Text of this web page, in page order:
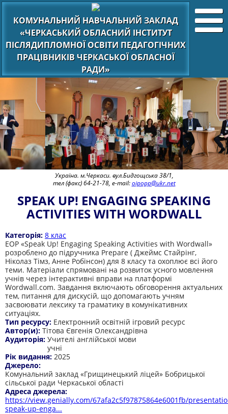
КОМУНАЛЬНИЙ НАВЧАЛЬНИЙ ЗАКЛАД
«ЧЕРКАСЬКИЙ ОБЛАСНИЙ ІНСТИТУТ
ПІСЛЯДИПЛОМНОЇ ОСВІТИ ПЕДАГОГІЧНИХ
ПРАЦІВНИКІВ ЧЕРКАСЬКОЇ ОБЛАСНОЇ
РАДИ»
Україна. м.Черкаси. вул.Бидгощська 38/1,
тел (факс) 64-21-78, e-mail:oipopp@ukr.net
SPEAK UP! ENGAGING SPEAKING
ACTIVITIES WITH WORDWALL
Категорія: 8 клас
ЕОР «Speak Up! Engaging Speaking Activities with Wordwall»
розроблено до підручника Prepare ( Джеймс Стайрінг,
Ніколаз Тімз, Анне Робінсон) для 8 класу та охоплює всі його
теми. Матеріали спрямовані на розвиток усного мовлення
учнів через інтерактивні вправи на платформі
Wordwall.com. Завдання включають обговорення актуальних
тем, питання для дискусій, що допомагають учням
засвоювати лексику та граматику в комунікативних
ситуаціях.
Тип ресурсу: Електронний освітній ігровий ресурс
Автор(и): Тітова Євгенія Олександрівна
Аудиторія: Учителі англійської мови
учні
Рік видання: 2025
Джерело:
Комунальний заклад «Грищинецький ліцей» Бобрицької
сільської ради Черкаської області
Адреса джерела:
https://view.genially.com/67afa2c5f97875864e6001fb/
speak-up-enga...